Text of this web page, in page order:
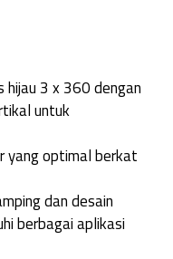
hijau 3 x 360 dengan
untuk
yang optimal berkat
dan desain
berbagai aplikasi